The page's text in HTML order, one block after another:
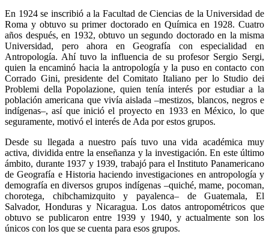
En 1924 se inscribió a la Facultad de Ciencias de la Universidad de
Roma y obtuvo su primer doctorado en Química en 1928. Cuatro
años después, en 1932, obtuvo un segundo doctorado en la misma
Universidad, pero ahora en Geografía con especialidad en
Antropología. Ahí tuvo la influencia de su profesor Sergio Sergi,
quien la encaminó hacia la antropología y la puso en contacto con
Corrado Gini, presidente del Comitato Italiano per lo Studio dei
Problemi della Popolazione, quien tenía interés por estudiar a la
población americana que vivía aislada –mestizos, blancos, negros e
indígenas–, así que inició el proyecto en 1933 en México, lo que
seguramente, motivó el interés de Ada por estos grupos.
Desde su llegada a nuestro país tuvo una vida académica muy
activa, dividida entre la enseñanza y la investigación. En este último
ámbito, durante 1937 y 1939, trabajó para el Instituto Panamericano
de Geografía e Historia haciendo investigaciones en antropología y
demografía en diversos grupos indígenas –quiché, mame, pocoman,
chorotega, chibchamizquito y payalenca– de Guatemala, El
Salvador, Honduras y Nicaragua. Los datos antropométricos que
obtuvo se publicaron entre 1939 y 1940, y actualmente son los
únicos con los que se cuenta para esos grupos.